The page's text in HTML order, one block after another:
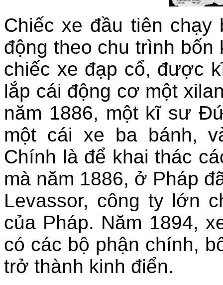
Chiếc xe đầu tiên chạy
động theo chu trình bốn
chiếc xe đạp cổ, được
lắp cái động cơ một
năm 1886, một kĩ sư
một cái xe ba bánh,
Chính là để khai thác
mà năm 1886, ở Pháp
Levassor, công ty lớn
của Pháp. Năm 1894,
có các bộ phận chính,
trở thành kinh điển.